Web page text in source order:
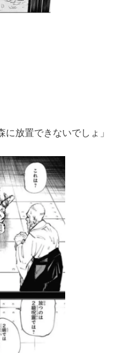
放置できないでしょ」